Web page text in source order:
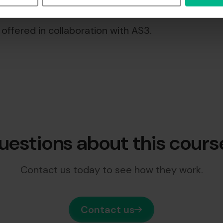
in collaboration with AS3.
about this
Contact us today to see how they work.
Contact us